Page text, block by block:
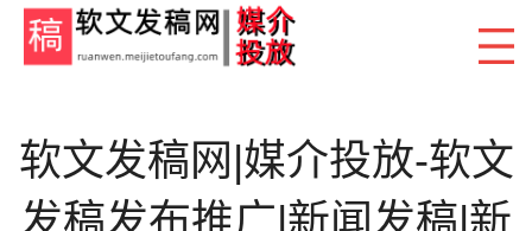
软文发稿网|媒介投放-软文
发稿发布推广|新闻发稿|新